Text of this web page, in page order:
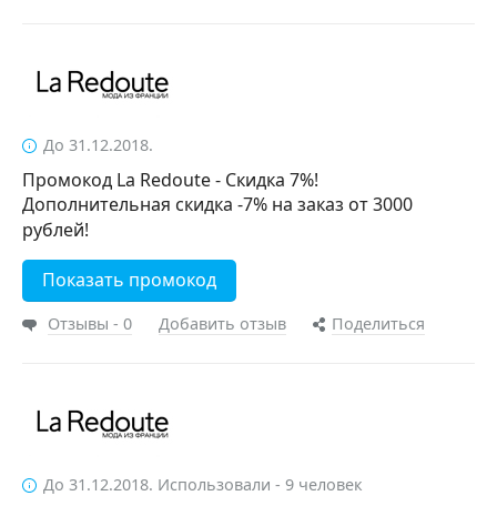
До 31.12.2018.
Промокод La Redoute - Скидка 7%!
Дополнительная скидка -7% на заказ от 3000
рублей!
Показать промокод
Отзывы - 0 Добавить отзыв Поделиться
До 31.12.2018. Использовали - 9 человек